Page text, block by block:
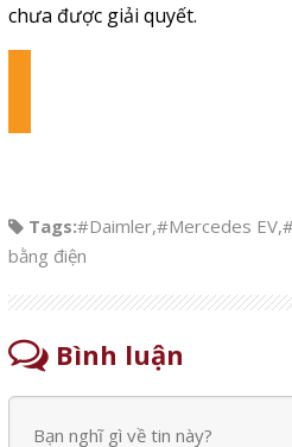
chưa được giải quyết.
Tags:#Daimler,#Mercedes EV,
bằng điện
Bình luận